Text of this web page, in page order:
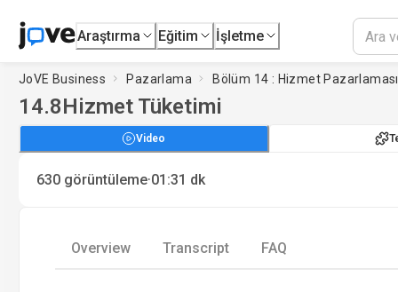
Araştırma Eğitim İşletme
JoVE Business Pazarlama Bölüm 14 : Hizmet Pazarlaması
14.8Hizmet Tüketimi
Video
630 görüntüleme·01:31 dk
Overview Transcript FAQ